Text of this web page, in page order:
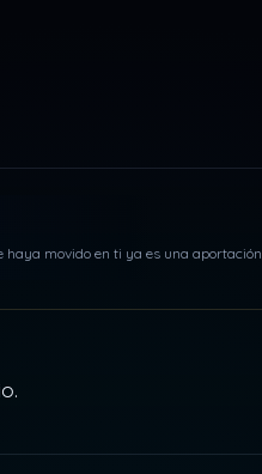
movido en ti ya es una aportación.